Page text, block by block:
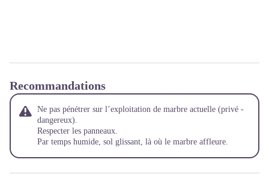
Recommandations
Ne pas pénétrer sur l’exploitation de marbre actuelle (privé -
dangereux).
Respecter les panneaux.
Par temps humide, sol glissant, là où le marbre affleure.